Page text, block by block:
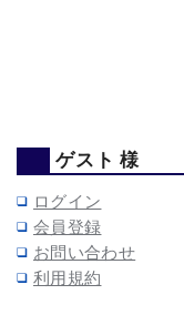
ゲスト 様
ログイン
会員登録
お問い合わせ
利用規約